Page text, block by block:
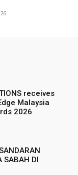
receives
Malaysia
2026
SABAH DI